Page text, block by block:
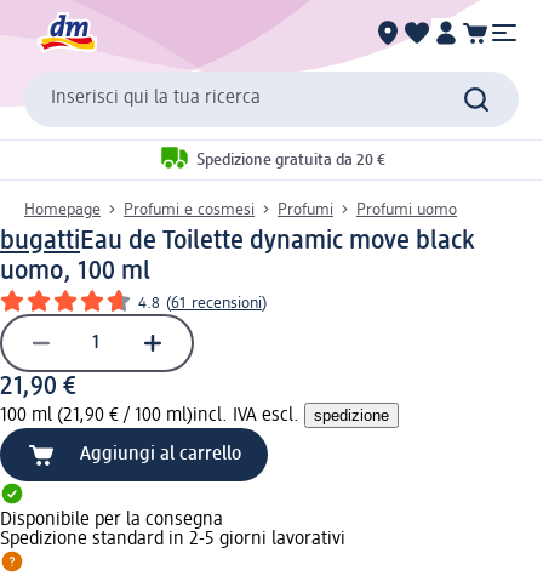
Inserisci qui la tua ricerca
Spedizione gratuita da 20 €
Homepage Profumi e cosmesi Profumi Profumi uomo
bugattiEau de Toilette dynamic move black
uomo, 100 ml
4.8 (61 recensioni)
21,90 €
100 ml (21,90 € / 100 ml)incl. IVA escl. spedizione
Aggiungi al carrello
Disponibile per la consegna
Spedizione standard in 2-5 giorni lavorativi